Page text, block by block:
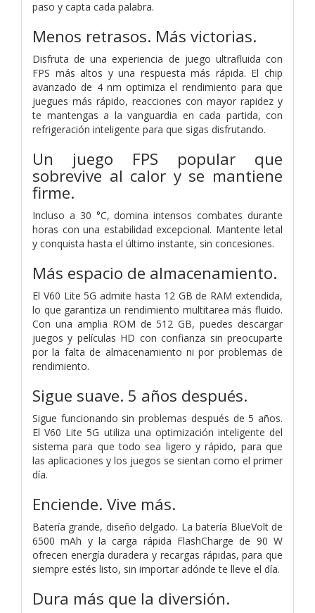
paso y capta cada palabra.
Menos retrasos. Más victorias.
Disfruta de una experiencia de juego ultrafluida con
FPS más altos y una respuesta más rápida. El chip
avanzado de 4 nm optimiza el rendimiento para que
juegues más rápido, reacciones con mayor rapidez y
te mantengas a la vanguardia en cada partida, con
refrigeración inteligente para que sigas disfrutando.
Un juego FPS popular que
sobrevive al calor y se mantiene
firme.
Incluso a 30 °C, domina intensos combates durante
horas con una estabilidad excepcional. Mantente letal
y conquista hasta el último instante, sin concesiones.
Más espacio de almacenamiento.
El V60 Lite 5G admite hasta 12 GB de RAM extendida,
lo que garantiza un rendimiento multitarea más fluido.
Con una amplia ROM de 512 GB, puedes descargar
juegos y películas HD con confianza sin preocuparte
por la falta de almacenamiento ni por problemas de
rendimiento.
Sigue suave. 5 años después.
Sigue funcionando sin problemas después de 5 años.
El V60 Lite 5G utiliza una optimización inteligente del
sistema para que todo sea ligero yrápido, para que
las aplicaciones y los juegos se sientan como el primer
día.
Enciende. Vive más.
Batería grande, diseño delgado. La batería BlueVolt de
6500 mAh y la carga rápida FlashCharge de 90 W
ofrecen energía duradera y recargas rápidas, para que
siempre estés listo, sin importar adónde te lleve el día.
Dura más que la diversión.